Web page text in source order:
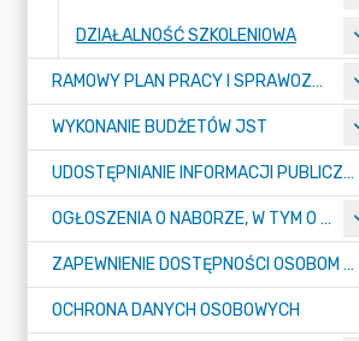
DZIAŁALNOŚĆ SZKOLENIOWA
RAMOWY PLAN PRACY I SPRAWOZDANIA Z DZIAŁALNOŚCI IZBY
WYKONANIE BUDŻETÓW JST
UDOSTĘPNIANIE INFORMACJI PUBLICZNEJ
OGŁOSZENIA O NABORZE, W TYM O KONKURSACH
ZAPEWNIENIE DOSTĘPNOŚCI OSOBOM ZE SZCZEGÓŁNYMI POTRZEBAMI
OCHRONA DANYCH OSOBOWYCH